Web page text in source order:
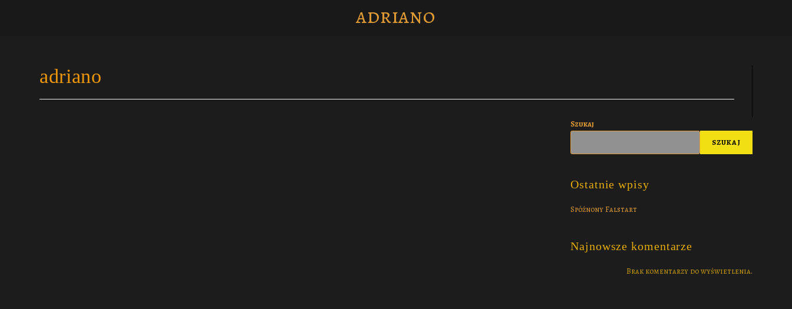
adriano
adriano
Szukaj
SZUKAJ
Ostatnie wpisy
Spóźnony Falstart
Najnowsze komentarze
Brak komentarzy do wyświetlenia.